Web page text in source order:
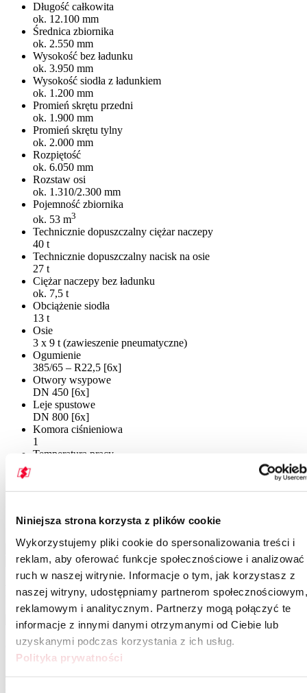
Niniejsza strona korzysta z plików cookie
Wykorzystujemy pliki cookie do spersonalizowania treści i
reklam, aby oferować funkcje społecznościowe i analizować
ruch w naszej witrynie. Informacje o tym, jak korzystasz z
naszej witryny, udostępniamy partnerom społecznościowym,
reklamowym i analitycznym. Partnerzy mogą połączyć te
informacje z innymi danymi otrzymanymi od Ciebie lub
uzyskanymi podczas korzystania z ich usług.
Polityka prywatności
Długość całkowita
ok. 12.100 mm
Średnica zbiornika
ok. 2.550 mm
Wysokość bez ładunku
ok. 3.950 mm
Wysokość siodła z ładunkiem
ok. 1.200 mm
Promień skrętu przedni
ok. 1.900 mm
Promień skrętu tylny
ok. 2.000 mm
Rozpiętość
ok. 6.050 mm
Rozstaw osi
ok. 1.310/2.300 mm
Pojemność zbiornika
ok. 53 m3
Technicznie dopuszczalny ciężar naczepy
40 t
Technicznie dopuszczalny nacisk na osie
27 t
Ciężar naczepy bez ładunku
ok. 7,5 t
Obciążenie siodła
13 t
Osie
3 x 9 t (zawieszenie pneumatyczne)
Ogumienie
385/65 – R22,5 [6x]
Otwory wsypowe
DN 450 [6x]
Leje spustowe
DN 800 [6x]
Komora ciśnieniowa
1
Temperatura pracy
2 bar
Galeria SF 2753/6 ZHL
Rysunek techniczny
Osoba kontaktowa
Nasze osoby kontaktowe chętnie udzielą Państwu dalszych